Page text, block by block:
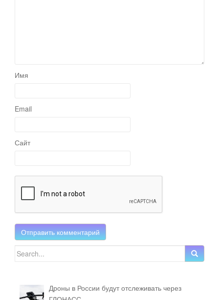
Имя
Email
Сайт
Search for:
Дроны в России будут отслеживать через